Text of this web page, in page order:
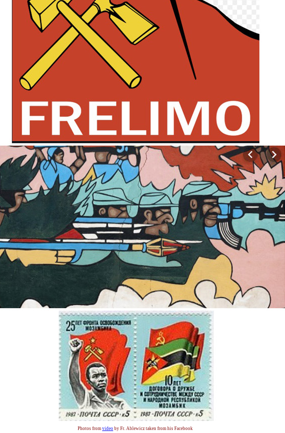
Photos from video by Fr. Ablewicz taken from his Facebook